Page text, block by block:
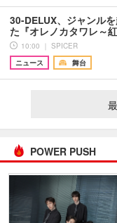
30-DELUX、ジャンル
た『オレノカタワレ～
10:00 ｜ SPICER
ニュース
舞台
POWER PUSH